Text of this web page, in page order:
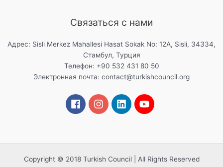
Связаться с нами
Адрес: Sisli Merkez Mahallesi Hasat Sokak No: 12A, Sisli, 34334,
Стамбул, Турция
Телефон: +90 532 431 80 50
Электронная почта: contact@turkishcouncil.org
Copyright © 2018 Turkish Council | All Rights Reserved